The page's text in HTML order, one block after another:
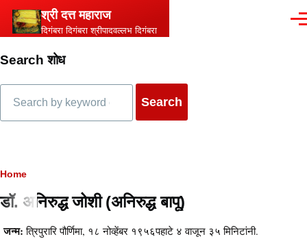
Skip to main content
श्री दत्त महाराज
दिगंबरा दिगंबरा श्रीपादवल्लभ दिगंबरा
Search शोध
Breadcrumb
Home
डॉ. अनिरुद्ध जोशी (अनिरुद्ध बापू)
Content
जन्म: त्रिपुरारि पौर्णिमा, १८ नोव्हेंबर १९५६पहाटे ४ वाजून ३५ मिनिटांनी.